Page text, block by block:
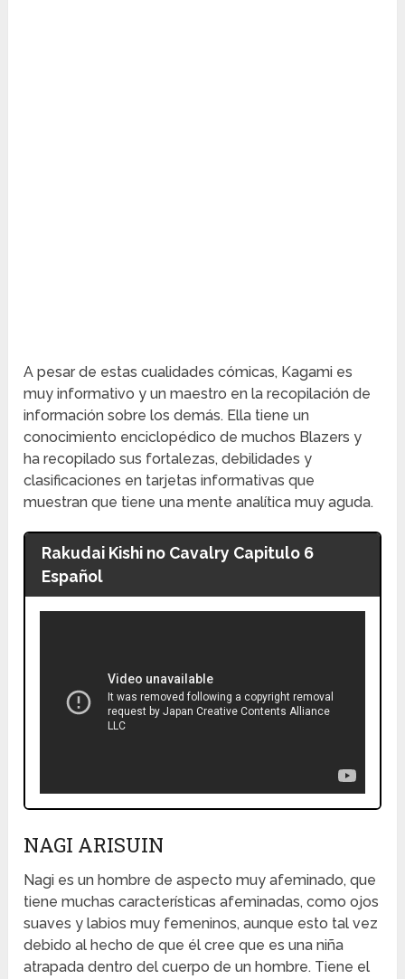
A pesar de estas cualidades cómicas, Kagami es
muy informativo y un maestro en la recopilación de
información sobre los demás. Ella tiene un
conocimiento enciclopédico de muchos Blazers y
ha recopilado sus fortalezas, debilidades y
clasificaciones en tarjetas informativas que
muestran que tiene una mente analítica muy aguda.
Rakudai Kishi no Cavalry Capitulo 6
Español
NAGI ARISUIN
Nagi es un hombre de aspecto muy afeminado, que
tiene muchas características afeminadas, como ojos
suaves y labios muy femeninos, aunque esto tal vez
debido al hecho de que él cree que es una niña
atrapada dentro del cuerpo de un hombre. Tiene el